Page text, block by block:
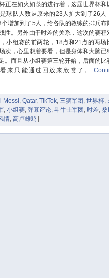
在如火如荼的进行着，这届世界杯和
球队人数从原来的23人扩大到了26人
增加到了5人，给各队的教练的排兵布
性。另外由于时差的关系，这次的赛程
小组赛的前两轮，18点和21点的两场
次，心里想着要看，但是身体和大脑已
。而且从小组赛第三轮开始，后面的比
来只能通过回放来欣赏了。
Messi,Qatar,TikTok,三狮军团 ,世界杯,
,小组赛,弹幕评论,斗牛士军团 , 时差,桑
情,高卢雄鸡